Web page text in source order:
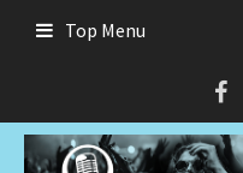
Top Menu